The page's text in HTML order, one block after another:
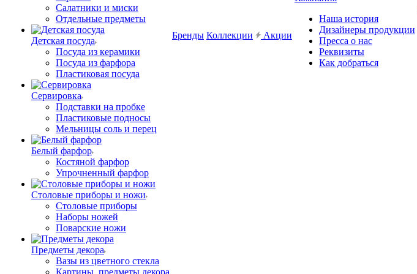
Салатники и миски
Отдельные предметы
Детская посуда
Посуда из керамики
Посуда из фарфора
Пластиковая посуда
Сервировка
Подставки на пробке
Пластиковые подносы
Мельницы соль и перец
Белый фарфор
Костяной фарфор
Упрочненный фарфор
Столовые приборы и ножи
Столовые приборы
Наборы ножей
Поварские ножи
Предметы декора
Вазы из цветного стекла
Картины, предметы декора
Бренды Коллекции Акции
Наша история
Дизайнеры продукции
Пресса о нас
Реквизиты
Как добраться